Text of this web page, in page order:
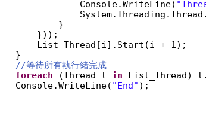
Console.WriteLine(
}
}));
List_Thread[i].Start(i + 1);
}
//等待所有執行緒完成
foreach
(Thread t in
List_Thread)
Console.WriteLine( "End" );